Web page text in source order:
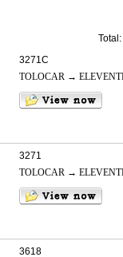
3271C
TOLOCAR →
3271
TOLOCAR →
3618